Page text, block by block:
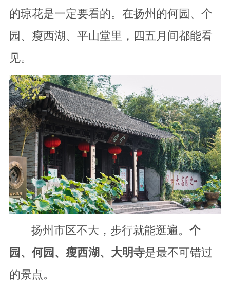
的琼花是一定要看的。在扬州的何园、个
园、瘦西湖、平山堂里，四五月间都能看
见。
扬州市区不大，步行就能逛遍。 个
园、何园、瘦西湖、大明寺是最不可错过
的景点。